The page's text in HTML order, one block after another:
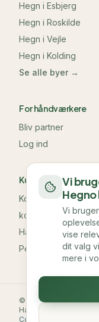
Hegn i Esbjerg
Hegn i Roskilde
Hegn i Vejle
Hegn i Kolding
Se alle byer →
For håndværkere
Bliv partner
Log ind
Kundeservice &
Kontakt os
kontakt@hegno.dk
Handelsbetingelser
Persondatapolitik
© 2026Hegno. Alle
Handelsbetingelser
Cookie-indstillinger
Vi
Hegno
Vi
vise
dit valg
mere i